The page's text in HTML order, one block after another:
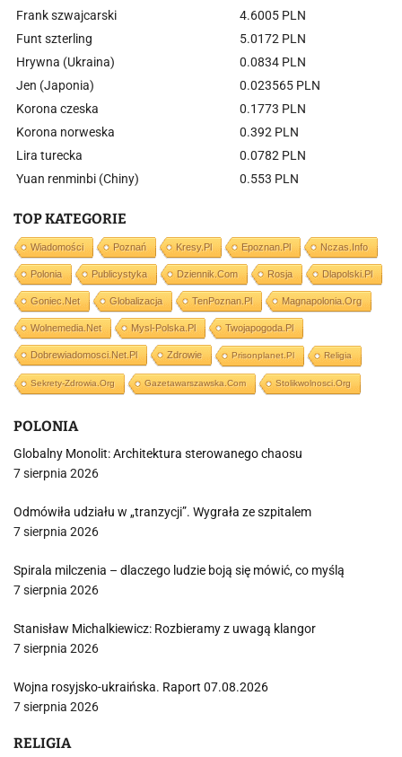
Frank szwajcarski
4.6005 PLN
Funt szterling
5.0172 PLN
Hrywna (Ukraina)
0.0834 PLN
Jen (Japonia)
0.023565 PLN
Korona czeska
0.1773 PLN
Korona norweska
0.392 PLN
Lira turecka
0.0782 PLN
Yuan renminbi (Chiny)
0.553 PLN
TOP KATEGORIE
Wiadomości Poznań Kresy.pl Epoznan.pl Nczas.info
Polonia Publicystyka Dziennik.com Rosja Dlapolski.pl
Goniec.net Globalizacja TenPoznan.pl Magnapolonia.org
Wolnemedia.net Mysl-Polska.pl Twojapogoda.pl
Dobrewiadomosci.net.pl Zdrowie Prisonplanet.pl Religia
Sekrety-Zdrowia.org Gazetawarszawska.com Stolikwolnosci.org
POLONIA
Globalny Monolit: Architektura sterowanego chaosu
7 sierpnia 2026
Odmówiła udziału w „tranzycji”. Wygrała ze szpitalem
7 sierpnia 2026
Spirala milczenia – dlaczego ludzie boją się mówić, co myślą
7 sierpnia 2026
Stanisław Michalkiewicz: Rozbieramy z uwagą klangor
7 sierpnia 2026
Wojna rosyjsko-ukraińska. Raport 07.08.2026
7 sierpnia 2026
RELIGIA